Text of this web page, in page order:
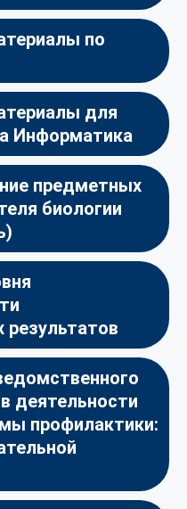
по
для
Информатика
предметных
биологии
деятельности
профилактики: